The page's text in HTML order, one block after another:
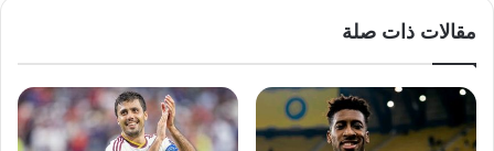
مقالات ذات صلة